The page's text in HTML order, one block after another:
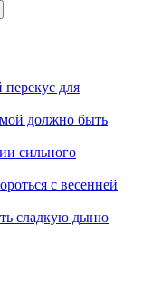
для
должно быть
сильного
с весенней
сладкую дыню